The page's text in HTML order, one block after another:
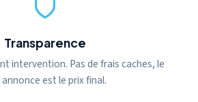
Transparence
intervention. Pas de frais caches, le
est le prix final.